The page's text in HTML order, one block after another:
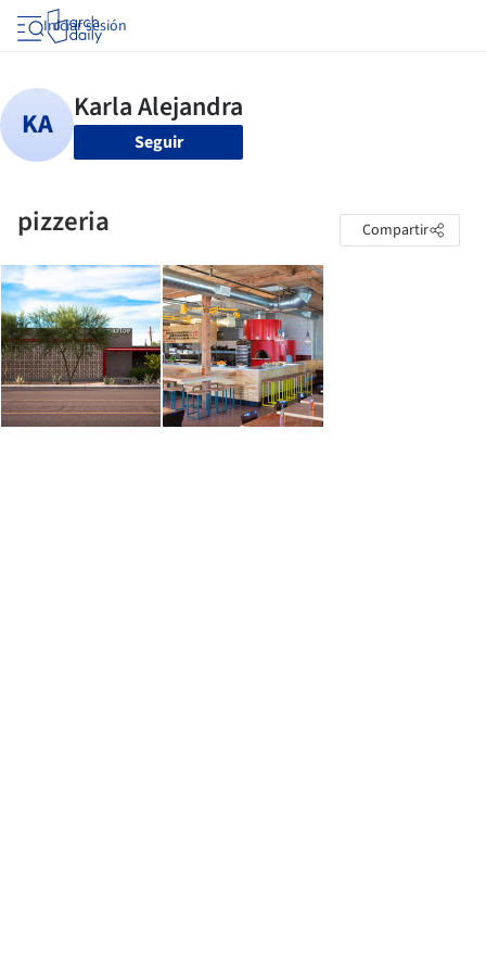
Iniciar sesión
Seguir
pizzeria Compartir